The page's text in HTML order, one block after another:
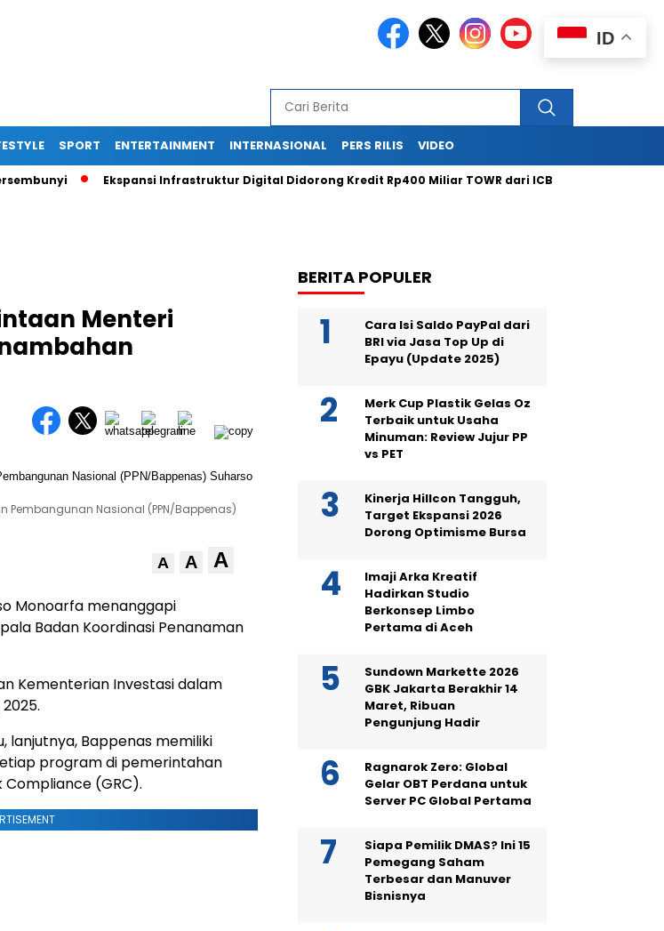
SPORT ENTERTAINMENT INTERNASIONAL PERS RILIS VIDEO
Ekspansi Infrastruktur Digital Didorong Kredit Rp400 Miliar TOWR dari ICBC
Menteri
Pembangunan Nasional (PPN/Bappenas)
A A A
Monoarfa menanggapi
Badan Koordinasi Penanaman
Kementerian Investasi dalam
lanjutnya, Bappenas memiliki
program di pemerintahan
(GRC).
BERITA POPULER
Cara Isi Saldo PayPal dari
BRI via Jasa Top Up di
Epayu (Update 2025)
Merk Cup Plastik Gelas Oz
Terbaik untuk Usaha
Minuman: Review Jujur PP
vs PET
Kinerja Hillcon Tangguh,
Target Ekspansi 2026
Dorong Optimisme Bursa
Imaji Arka Kreatif
Hadirkan Studio
Berkonsep Limbo
Pertama di Aceh
Sundown Markette 2026
GBK Jakarta Berakhir 14
Maret, Ribuan
Pengunjung Hadir
Ragnarok Zero: Global
Gelar OBT Perdana untuk
Server PC Global Pertama
Siapa Pemilik DMAS? Ini 15
Pemegang Saham
Terbesar dan Manuver
Bisnisnya
ID